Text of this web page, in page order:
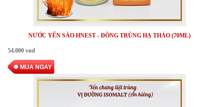
NƯỚC YẾN SÀO HNEST - ĐÔNG TRÙNG HẠ THẢO (70ML)
54.000 vnd
MUA NGAY